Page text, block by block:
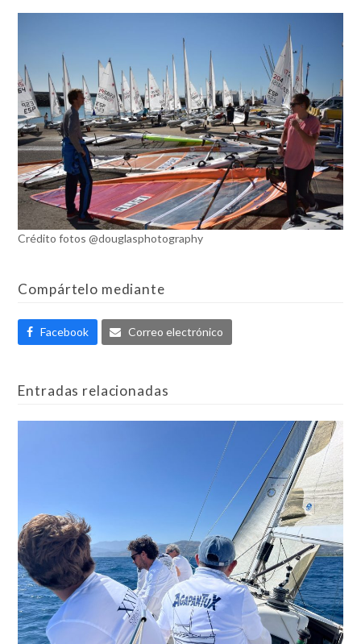
Crédito fotos @douglasphotography
Compártelo mediante
Facebook Correo electrónico
Entradas relacionadas